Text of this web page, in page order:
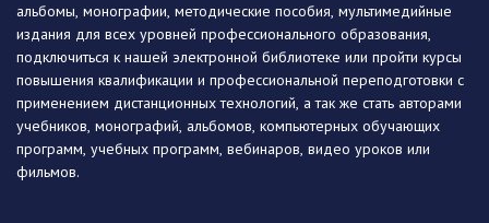
альбомы, монографии, методические пособия, мультимедийные
издания для всех уровней профессионального образования,
подключиться к нашей электронной библиотеке или пройти курсы
повышения квалификации и профессиональной переподготовки с
применением дистанционных технологий, а так же стать авторами
учебников, монографий, альбомов, компьютерных обучающих
программ, учебных программ, вебинаров, видео уроков или
фильмов.